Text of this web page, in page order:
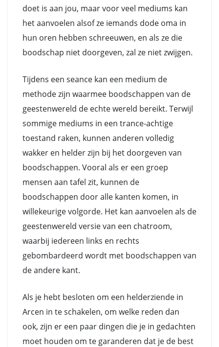
doet is aan jou, maar voor veel mediums kan
het aanvoelen alsof ze iemands dode oma in
hun oren hebben schreeuwen, en als ze die
boodschap niet doorgeven, zal ze niet zwijgen.
Tijdens een seance kan een medium de
methode zijn waarmee boodschappen van de
geestenwereld de echte wereld bereikt. Terwijl
sommige mediums in een trance-achtige
toestand raken, kunnen anderen volledig
wakker en helder zijn bij het doorgeven van
boodschappen. Vooral als er een groep
mensen aan tafel zit, kunnen de
boodschappen door alle kanten komen, in
willekeurige volgorde. Het kan aanvoelen als de
geestenwereld versie van een chatroom,
waarbij iedereen links en rechts
gebombardeerd wordt met boodschappen van
de andere kant.
Als je hebt besloten om een helderziende in
Arcen in te schakelen, om welke reden dan
ook, zijn er een paar dingen die je in gedachten
moet houden om te garanderen dat je de best